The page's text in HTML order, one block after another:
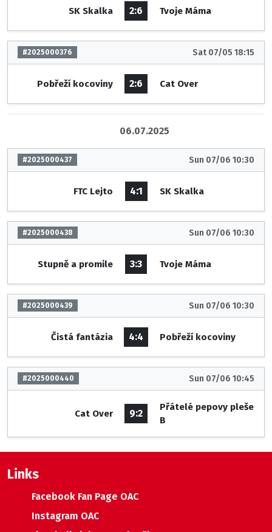
SK Skalka 2:6 Tvoje Máma
#2025000376 Sat 07/05 18:15
Pobřeží kocoviny 2:6 Cat Over
06.07.2025
#2025000437 Sun 07/06 10:30
FTC Lejto 4:1 SK Skalka
#2025000438 Sun 07/06 10:30
Stupně a promile 3:3 Tvoje Máma
#2025000439 Sun 07/06 10:30
Čistá fantázia 4:4 Pobřeží kocoviny
#2025000440 Sun 07/06 10:45
Cat Over 9:2
Přátelé pepovy pleše
B
Links
Facebook Fan Page OAC
Instagram OAC